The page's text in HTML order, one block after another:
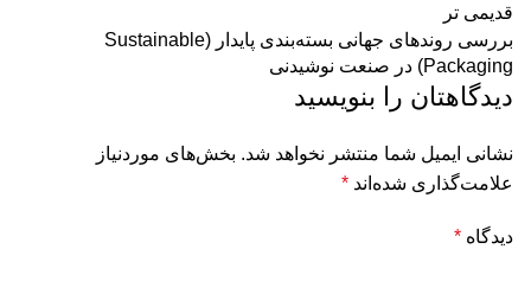
قدیمی تر
بررسی روندهای جهانی بسته‌بندی پایدار (Sustainable
Packaging) در صنعت نوشیدنی
دیدگاهتان را بنویسید
نشانی ایمیل شما منتشر نخواهد شد. بخش‌های موردنیاز
علامت‌گذاری شده‌اند *
دیدگاه *